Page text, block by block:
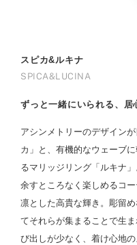
スピカ&ルキナ
SPICA&LUCINA
ずっと一緒にいられる、居
アシンメトリーのデザイン
カ」と、有機的なウェーブ
るマリッジリング「ルキナ
余すところなく楽しめるコ
凛とした高貴な輝き。彫留
てそれらが集まることで生
び出しが少なく、着け心地